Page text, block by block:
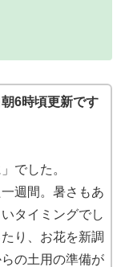
6時頃更新です
でした。
週間。暑さもあ
タイミングでし
り、お花を新調
の土用の準備が